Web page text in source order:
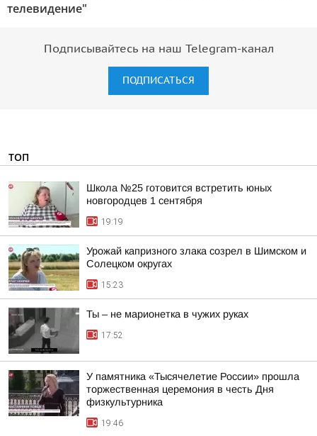
телевидение"
Подписывайтесь на наш Telegram-канал
ПОДПИСАТЬСЯ
ТОП
Школа №25 готовится встретить юных
новгородцев 1 сентября
19:19
Урожай капризного злака созрел в Шимском и
Солецком округах
15:23
Ты – не марионетка в чужих руках
17:52
У памятника «Тысячелетие России» прошла
торжественная церемония в честь Дня
физкультурника
19:46